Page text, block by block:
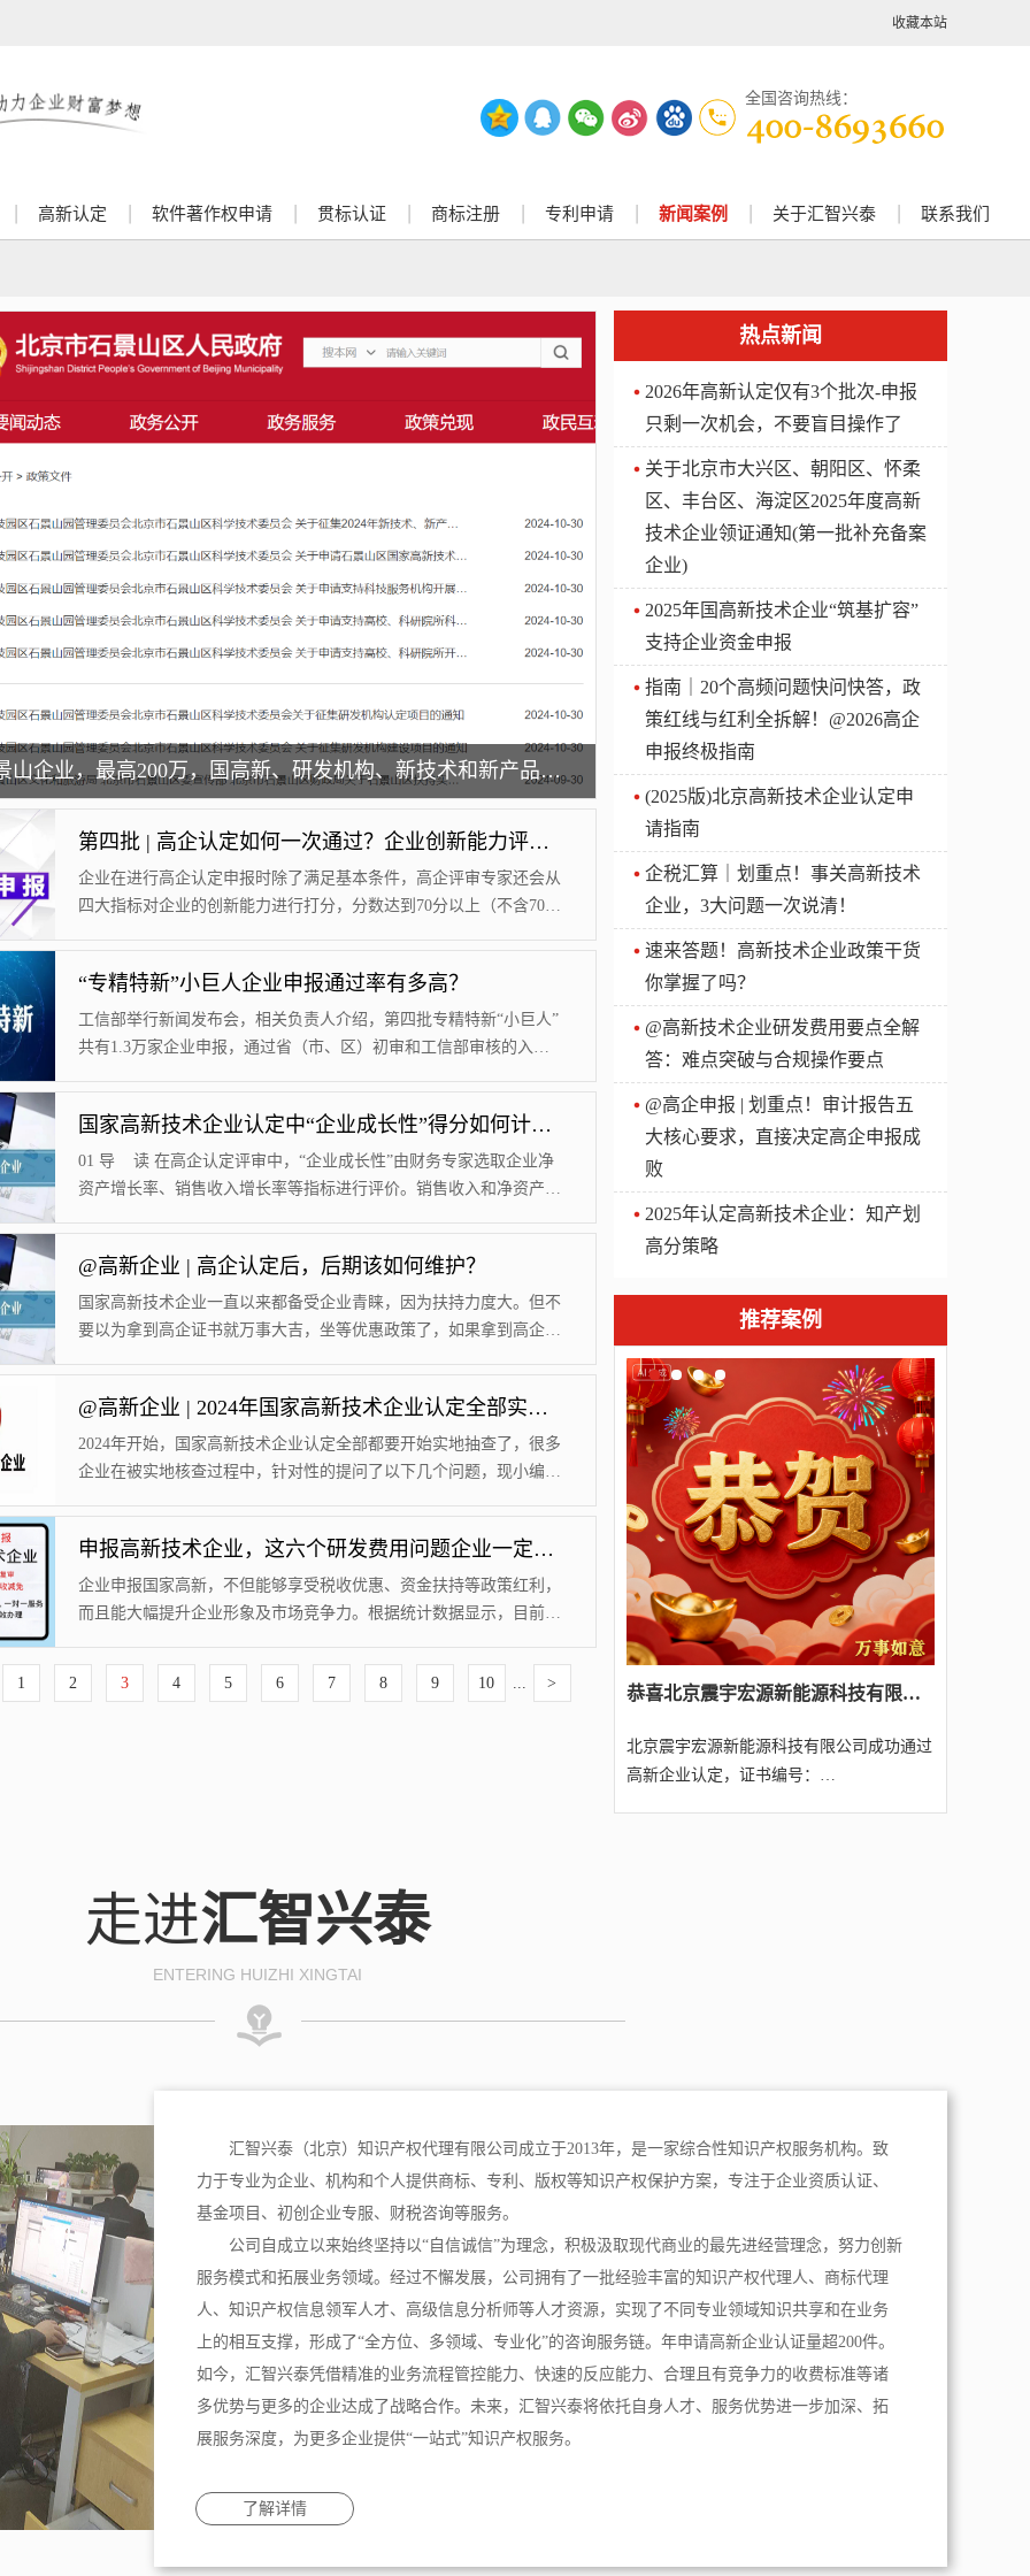
收藏本站
全国咨询热线：
高新认定 软件著作权申请 贯标认证 商标注册 专利申请 新闻案例 关于汇智兴泰 联系我们
@石景山企业，最高200万，国高新、研发机构、新技术和新产品等奖补启动申报
第四批 | 高企认定如何一次通过？企业创新能力评价是关键！
企业在进行高企认定申报时除了满足基本条件，高企评审专家还会从
四大指标对企业的创新能力进行打分，分数达到70分以上（不含70
企业创新能力主要从知识产权、科技成果转化能力、研究开发组织管
理水平、企业成长性等四项指标进行评价。四项指标满分为100分，
综合得分达到70分以上（不含70分）...
“专精特新”小巨人企业申报通过率有多高？
工信部举行新闻发布会，相关负责人介绍，第四批专精特新“小巨人”
共有1.3万家企业申报，通过省（市、区）初审和工信部审核的入围
四批专精特新小巨人公示企业4300多家，从规模看，中型企业占比
44%，小微型企业占比56%。从类型看，民营企业占比84%，国有企
业占...
国家高新技术企业认定中“企业成长性”得分如何计算？
01 导 读 在高企认定评审中，“企业成长性”由财务专家选取企业净
资产增长率、销售收入增长率等指标进行评价。销售收入和净资产增
计算规则销售收入增长率销售收入为主营业务收入与其他业务收入之
和，如其他业务收入为0，则销售收入即是主营...
@高新企业 | 高企认定后，后期该如何维护？
国家高新技术企业一直以来都备受企业青睐，因为扶持力度大。但不
要以为拿到高企证书就万事大吉，坐等优惠政策了，如果拿到高企证
才能享受高企认定后的企业优惠和奖补待遇。一、高企认定可能被取
消的原因通常来说，可能被取消资格的情况有以下几种：1、没有建
立研发费用专账管理，或者专账管理不达标...
@高新企业 | 2024年国家高新技术企业认定全部实地抽查
2024年开始，国家高新技术企业认定全部都要开始实地抽查了，很多
企业在被实地核查过程中，针对性的提问了以下几个问题，现小编给
策，今天详细解答几个抽查中经常被问到的几个关键问题，避免几张
说错话，导致企业无法顺利通过抽查】①、为什么知识产权申请比较
集中？A企业回答：我公司在知识产权...
申报高新技术企业，这六个研发费用问题企业一定要避免!
企业申报国家高新，不但能够享受税收优惠、资金扶持等政策红利，
而且能大幅提升企业形象及市场竞争力。根据统计数据显示，目前，
为众多企业的重点与难点问题。接下来，我们来说说“研发费用”常见
1 2 3 4 5 6 7 8 9 10 >
热点新闻
2026年高新认定仅有3个批次-申报
只剩一次机会，不要盲目操作了
关于北京市大兴区、朝阳区、怀柔
区、丰台区、海淀区2025年度高新
技术企业领证通知(第一批补充备案
企业)
2025年国高新技术企业“筑基扩容”
支持企业资金申报
指南｜20个高频问题快问快答，政
策红线与红利全拆解！@2026高企
申报终极指南
(2025版)北京高新技术企业认定申
请指南
企税汇算｜划重点！事关高新技术
企业，3大问题一次说清！
速来答题！高新技术企业政策干货
你掌握了吗？
@高新技术企业研发费用要点全解
答：难点突破与合规操作要点
@高企申报 | 划重点！审计报告五
大核心要求，直接决定高企申报成
败
2025年认定高新技术企业：知产划
高分策略
推荐案例
​恭喜北京震宇宏源新能源科技有限公司经我司代理成功通过2025年第四批北京高新技术企业认定（附名单）
北京震宇宏源新能源科技有限公司成功通过
高新企业认定，证书编号：
走进汇智兴泰
ENTERING HUIZHI XINGTAI
汇智兴泰（北京）知识产权代理有限公司成立于2013年，是一家综合性知识产权服务机构。致
力于专业为企业、机构和个人提供商标、专利、版权等知识产权保护方案，专注于企业资质认证、
基金项目、初创企业专服、财税咨询等服务。
公司自成立以来始终坚持以“自信诚信”为理念，积极汲取现代商业的最先进经营理念，努力创新
服务模式和拓展业务领域。经过不懈发展，公司拥有了一批经验丰富的知识产权代理人、商标代理
人、知识产权信息领军人才、高级信息分析师等人才资源，实现了不同专业领域知识共享和在业务
上的相互支撑，形成了“全方位、多领域、专业化”的咨询服务链。年申请高新企业认证量超200件。
如今，汇智兴泰凭借精准的业务流程管控能力、快速的反应能力、合理且有竞争力的收费标准等诸
多优势与更多的企业达成了战略合作。未来，汇智兴泰将依托自身人才、服务优势进一步加深、拓
展服务深度，为更多企业提供“一站式”知识产权服务。
了解详情